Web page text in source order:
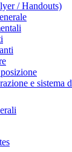
/ Handouts)
e sistema